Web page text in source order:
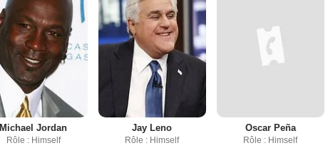
Michael Jordan
Rôle : Himself
Jay Leno
Rôle : Himself
Oscar Peña
Rôle : Himself